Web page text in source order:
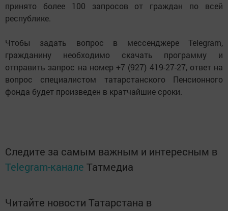
принято более 100 запросов от граждан по всей
республике.
Чтобы задать вопрос в мессенджере Telegram,
гражданину необходимо скачать программу и
отправить запрос на номер +7 (927) 419-27-27, ответ на
вопрос специалистом татарстанского Пенсионного
фонда будет произведен в кратчайшие сроки.
Следите за самым важным и интересным в
Telegram-канале Татмедиа
Читайте новости Татарстана в